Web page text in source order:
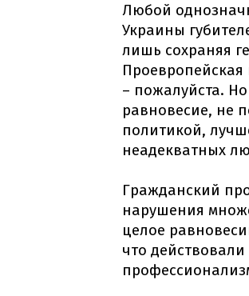
Любой
Украины
лишь сохраняя
– пожалуйста.
равновесие, не
политикой,
неадекватных
Гражданский
нарушения
целое
что